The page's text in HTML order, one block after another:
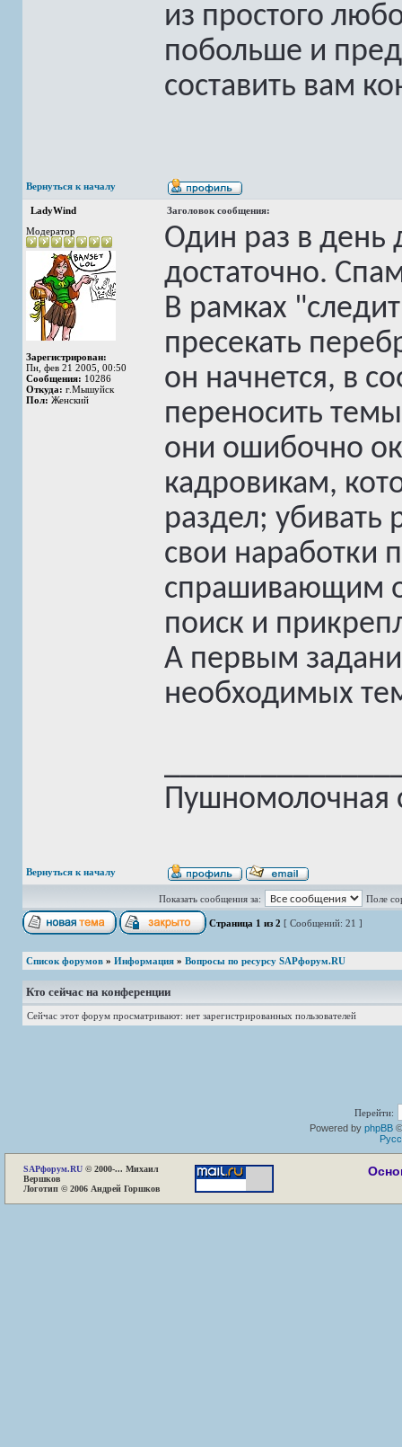
из простого
побольше и
составить вам
Вернуться к началу
LadyWind
Заголовок сообщения:
Модератор
Зарегистрирован:
Пн, фев 21 2005, 00:50
Сообщения: 10286
Откуда: г.Мышуйск
Пол: Женский
Один раз в день
достаточно.
В рамках
пресекать
он начнется, в
переносить
они ошибочно
кадровикам,
раздел;
свои наработки
спрашивающим о
поиск и
А первым
необходимых
Пушномолочная
Вернуться к началу
Показать сообщения за: Поле
Страница 1 из 2 [ Сообщений: 21 ]
Список форумов » Информация » Вопросы по ресурсу SAPфорум.RU
Кто сейчас на конференции
Сейчас этот форум просматривают: нет зарегистрированных пользователей
Перейти:
Powered by phpBB
SAPфорум.RU © 2000-... Михаил
Вершков
Логотип © 2006 Андрей Горшков